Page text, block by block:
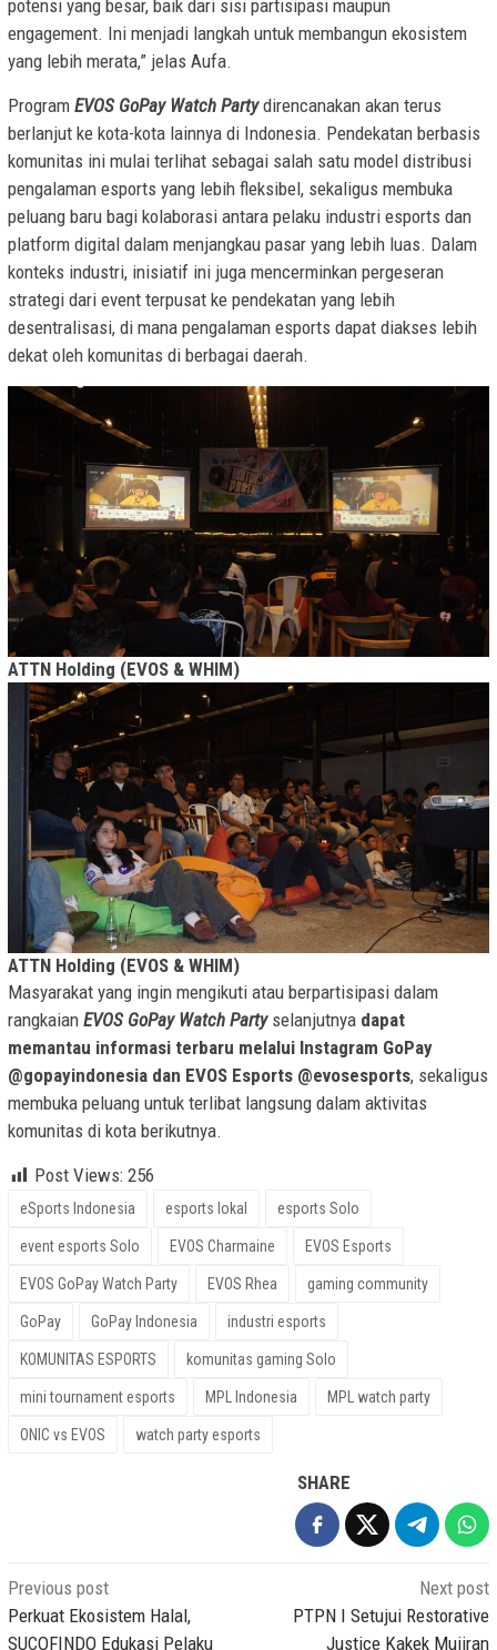
potensi yang besar, baik dari sisi partisipasi maupun
engagement. Ini menjadi langkah untuk membangun ekosistem
yang lebih merata,” jelas Aufa.
Program EVOS GoPay Watch Partydirencanakan akan terus
berlanjut ke kota-kota lainnya di Indonesia. Pendekatan berbasis
komunitas ini mulai terlihat sebagai salah satu model distribusi
pengalaman esports yang lebih fleksibel, sekaligus membuka
peluang baru bagi kolaborasi antara pelaku industri esports dan
platform digital dalam menjangkau pasar yang lebih luas. Dalam
konteks industri, inisiatif ini juga mencerminkan pergeseran
strategi dari event terpusat ke pendekatan yang lebih
desentralisasi, di mana pengalaman esports dapat diakses lebih
dekat oleh komunitas di berbagai daerah.
ATTN Holding (EVOS & WHIM)
ATTN Holding (EVOS & WHIM)
Masyarakat yang ingin mengikuti atau berpartisipasi dalam
rangkaian EVOS GoPay Watch Partyselanjutnya dapat
memantau informasi terbaru melalui Instagram GoPay
@gopayindonesia dan EVOS Esports @evosesports, sekaligus
membuka peluang untuk terlibat langsung dalam aktivitas
komunitas di kota berikutnya.
Post Views: 256
eSports Indonesia esports lokal esports Solo
event esports Solo EVOS Charmaine EVOS Esports
EVOS GoPay Watch Party EVOS Rhea gaming community
GoPay GoPay Indonesia industri esports
KOMUNITAS ESPORTS komunitas gaming Solo
mini tournament esports MPL Indonesia MPL watch party
ONIC vs EVOS watch party esports
SHARE
Post
navigation
Previous post
Perkuat Ekosistem Halal,
SUCOFINDO Edukasi Pelaku
Next post
PTPN I Setujui Restorative
Justice Kakek Mujiran